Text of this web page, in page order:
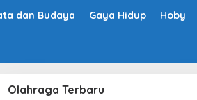
dan Budaya Gaya Hidup Hoby
Olahraga Terbaru